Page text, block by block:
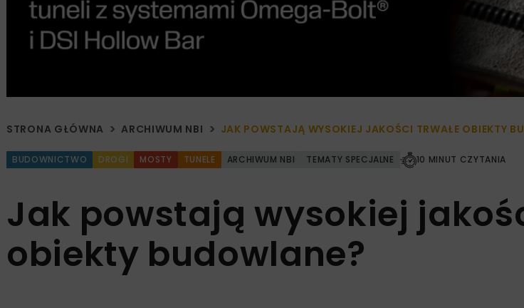
STRONA GŁÓWNA ARCHIWUM NBI JAK POWSTAJĄ WYSOKIEJ JAKOŚCI TRWAŁE OBIEKTY
BUDOWNICTWO DROGI MOSTY TUNELE ARCHIWUM NBI TEMATY SPECJALNE 10 MINUT CZYTANIA
Jak powstają wysokiej
obiekty budowlane?